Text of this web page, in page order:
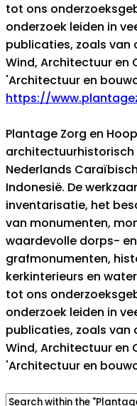
tot ons
onderzoek leiden in
publicaties, zoals van
Wind, Architectuur en
'Architectuur en
https://
Plantage Zorg en
architectuurhistorisch
Nederlands
Indonesië. De
inventarisatie, het
van monumenten,
waardevolle dorps-
grafmonumenten,
kerkinterieurs en
tot ons
onderzoek leiden in
publicaties, zoals van
Wind, Architectuur en
'Architectuur en